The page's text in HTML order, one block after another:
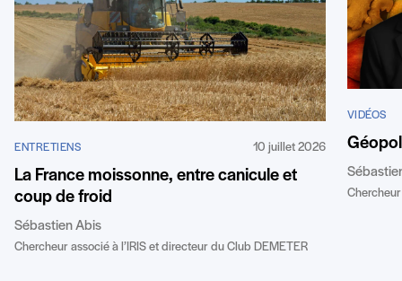
ENTRETIENS 10 juillet 2026
La France moissonne, entre canicule et
coup de froid
Sébastien Abis
Chercheur associé à l’IRIS et directeur du Club DEMETER
VIDÉOS